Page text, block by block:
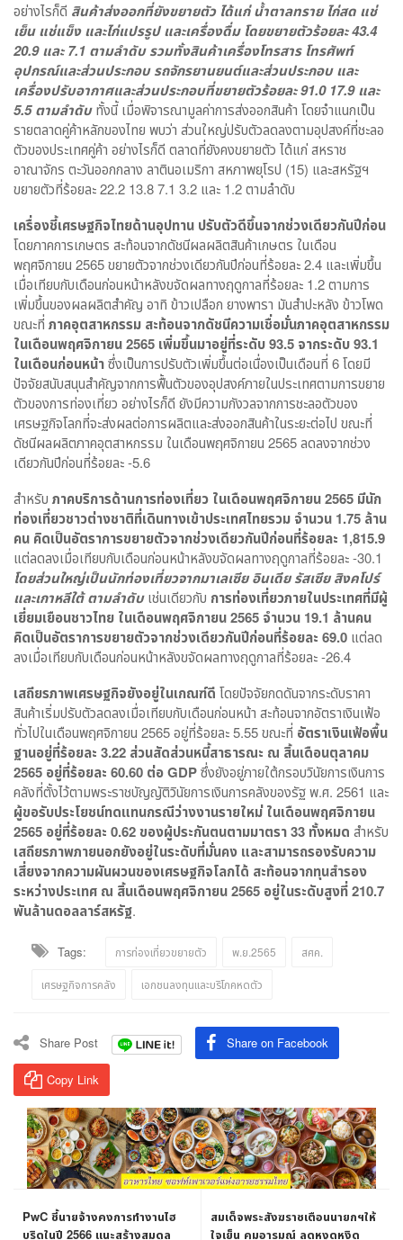
อย่างไรก็ดี สินค้าส่งออกที่ยังขยายตัว ได้แก่ น้ำตาลทราย ไก่สด แช่
เย็น แช่แข็ง และไก่แปรรูป และเครื่องดื่ม โดยขยายตัวร้อยละ43.4
20.9และ7.1 ตามลำดับ รวมทั้งสินค้าเครื่องโทรสาร โทรศัพท์
อุปกรณ์และส่วนประกอบ รถจักรยานยนต์และส่วนประกอบ และ
เครื่องปรับอากาศและส่วนประกอบที่ขยายตัวร้อยละ91.0 17.9และ
5.5ตามลำดับทั้งนี้ เมื่อพิจารณามูลค่าการส่งออกสินค้า โดยจำแนกเป็น
รายตลาดคู่ค้าหลักของไทย พบว่า ส่วนใหญ่ปรับตัวลดลงตามอุปสงค์ที่ชะลอ
ตัวของประเทศคู่ค้า อย่างไรก็ดี ตลาดที่ยังคงขยายตัว ได้แก่ สหราช
อาณาจักร ตะวันออกกลาง ลาตินอเมริกา สหภาพยุโรป (15) และสหรัฐฯ
ขยายตัวที่ร้อยละ 22.2 13.8 7.1 3.2 และ 1.2 ตามลำดับ
เครื่องชี้เศรษฐกิจไทยด้านอุปทาน ปรับตัวดีขึ้นจากช่วงเดียวกันปีก่อน
โดยภาคการเกษตร สะท้อนจากดัชนีผลผลิตสินค้าเกษตร ในเดือน
พฤศจิกายน 2565 ขยายตัวจากช่วงเดียวกันปีก่อนที่ร้อยละ 2.4 และเพิ่มขึ้น
เมื่อเทียบกับเดือนก่อนหน้าหลังขจัดผลทางฤดูกาลที่ร้อยละ 1.2 ตามการ
เพิ่มขึ้นของผลผลิตสำคัญ อาทิ ข้าวเปลือก ยางพารา มันสำปะหลัง ข้าวโพด
ขณะที่ ภาคอุตสาหกรรม สะท้อนจากดัชนีความเชื่อมั่นภาคอุตสาหกรรม
ในเดือนพฤศจิกายน2565 เพิ่มขึ้นมาอยู่ที่ระดับ93.5 จากระดับ93.1
ในเดือนก่อนหน้าซึ่งเป็นการปรับตัวเพิ่มขึ้นต่อเนื่องเป็นเดือนที่ 6 โดยมี
ปัจจัยสนับสนุนสำคัญจากการฟื้นตัวของอุปสงค์ภายในประเทศตามการขยาย
ตัวของการท่องเที่ยว อย่างไรก็ดี ยังมีความกังวลจากการชะลอตัวของ
เศรษฐกิจโลกที่จะส่งผลต่อการผลิตและส่งออกสินค้าในระยะต่อไป ขณะที่
ดัชนีผลผลิตภาคอุตสาหกรรม ในเดือนพฤศจิกายน 2565 ลดลงจากช่วง
เดียวกันปีก่อนที่ร้อยละ -5.6
สำหรับ ภาคบริการด้านการท่องเที่ยว ในเดือนพฤศจิกายน2565 มีนัก
ท่องเที่ยวชาวต่างชาติที่เดินทางเข้าประเทศไทยรวม จำนวน 1.75 ล้าน
คน คิดเป็นอัตราการขยายตัวจากช่วงเดียวกันปีก่อนที่ร้อยละ 1,815.9
แต่ลดลงเมื่อเทียบกับเดือนก่อนหน้าหลังขจัดผลทางฤดูกาลที่ร้อยละ -30.1
โดยส่วนใหญ่เป็นนักท่องเที่ยวจากมาเลเซีย อินเดีย รัสเซีย สิงคโปร์
และเกาหลีใต้ ตามลำดับเช่นเดียวกับ การท่องเที่ยวภายในประเทศที่มีผู้
เยี่ยมเยือนชาวไทย ในเดือนพฤศจิกายน2565 จำนวน 19.1 ล้านคน
คิดเป็นอัตราการขยายตัวจากช่วงเดียวกันปีก่อนที่ร้อยละ 69.0 แต่ลด
ลงเมื่อเทียบกับเดือนก่อนหน้าหลังขจัดผลทางฤดูกาลที่ร้อยละ -26.4
เสถียรภาพเศรษฐกิจยังอยู่ในเกณฑ์ดี โดยปัจจัยกดดันจากระดับราคา
สินค้าเริ่มปรับตัวลดลงเมื่อเทียบกับเดือนก่อนหน้า สะท้อนจากอัตราเงินเฟ้อ
ทั่วไปในเดือนพฤศจิกายน 2565 อยู่ที่ร้อยละ 5.55 ขณะที่ อัตราเงินเฟ้อพื้น
ฐานอยู่ที่ร้อยละ 3.22 ส่วนสัดส่วนหนี้สาธารณะ ณ สิ้นเดือนตุลาคม
2565 อยู่ที่ร้อยละ 60.60 ต่อGDPซึ่งยังอยู่ภายใต้กรอบวินัยการเงินการ
คลังที่ตั้งไว้ตามพระราชบัญญัติวินัยการเงินการคลังของรัฐ พ.ศ. 2561 และ
ผู้ขอรับประโยชน์ทดแทนกรณีว่างงานรายใหม่ ในเดือนพฤศจิกายน
2565 อยู่ที่ร้อยละ 0.62ของผู้ประกันตนตามมาตรา33 ทั้งหมด สำหรับ
เสถียรภาพภายนอกยังอยู่ในระดับที่มั่นคง และสามารถรองรับความ
เสี่ยงจากความผันผวนของเศรษฐกิจโลกได้ สะท้อนจากทุนสำรอง
ระหว่างประเทศ ณ สิ้นเดือนพฤศจิกายน2565 อยู่ในระดับสูงที่210.7
พันล้านดอลลาร์สหรัฐ.
Tags: การท่องเที่ยวขยายตัว พ.ย.2565 สศค.
เศรษฐกิจการคลัง เอกชนลงทุนและบริโภคหดตัว
Share Post Share on Facebook
Copy Link
PwC ชี้นายจ้างคงการทำงานไฮ
บริดในปี 2566 แนะสร้างสมดุล
สมเด็จพระสังฆราชเตือนนายกฯให้
ใจเย็น คุมอารมณ์ ลดหงุดหงิด